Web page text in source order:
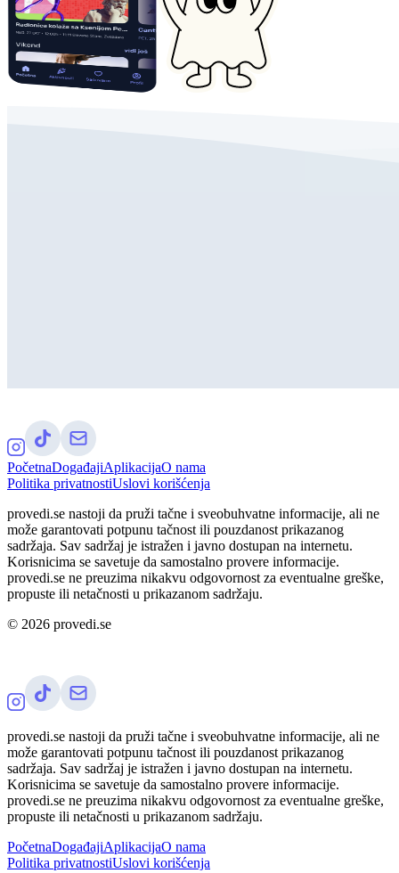
PočetnaDogađajiAplikacijaO nama
Politika privatnostiUslovi korišćenja
provedi.se nastoji da pruži tačne i sveobuhvatne informacije, ali ne
može garantovati potpunu tačnost ili pouzdanost prikazanog
sadržaja. Sav sadržaj je istražen i javno dostupan na internetu.
Korisnicima se savetuje da samostalno provere informacije.
provedi.se ne preuzima nikakvu odgovornost za eventualne greške,
propuste ili netačnosti u prikazanom sadržaju.
© 2026 provedi.se
provedi.se nastoji da pruži tačne i sveobuhvatne informacije, ali ne
može garantovati potpunu tačnost ili pouzdanost prikazanog
sadržaja. Sav sadržaj je istražen i javno dostupan na internetu.
Korisnicima se savetuje da samostalno provere informacije.
provedi.se ne preuzima nikakvu odgovornost za eventualne greške,
propuste ili netačnosti u prikazanom sadržaju.
PočetnaDogađajiAplikacijaO nama
Politika privatnostiUslovi korišćenja